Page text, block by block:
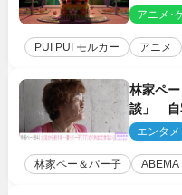
監督が
アニメ･
PUI PUI モルカー アニメ
林家ペ
談」 自
エンタメ
林家ペー＆パー子 ABEMA